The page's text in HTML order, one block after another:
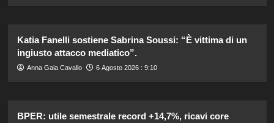
Katia Fanelli sostiene Sabrina Soussi: “È vittima di un
ingiusto attacco mediatico”.
Anna Gaia Cavallo 6 Agosto 2026 : 9:10
BPER: utile semestrale record +14,7%, ricavi core